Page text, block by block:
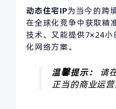
动态住宅IP为当今的跨
在全球化竞争中获取精
技术、又能提供7×24
化网络方案。
温馨提示：
请
正当的商业运营